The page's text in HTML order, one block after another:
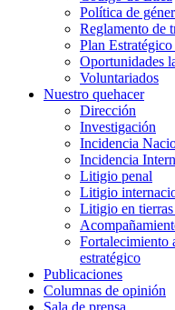
Política de
Reglamento de
Plan
Oportunidades
Voluntariados
Nuestro quehacer
Dirección
Investigación
Incidencia
Incidencia
Litigio penal
Litigio
Litigio en
Fortalecimiento
estratégico
Publicaciones
Columnas de opinión